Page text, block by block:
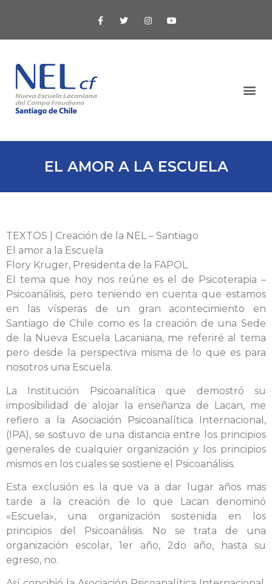
EL AMOR A LA ESCUELA
TEXTOS | Creación de la NEL – Santiago
El amor a la Escuela
Flory Kruger, Presidenta de la FAPOL
El tema que hoy nos reúne es el de Psicoterapia –
Psicoanálisis, pero teniendo en cuenta que estamos
en las vísperas de un gran acontecimiento en
Santiago de Chile como es la creación de una Sede
de la Nueva Escuela Lacaniana, me referiré al tema
pero desde la perspectiva misma de lo que es para
nosotros una Escuela.
La Institución Psicoanalítica que demostró su
imposibilidad de alojar la enseñanza de Lacan, me
refiero a la Asociación Psicoanalítica Internacional,
(IPA), se sostuvo de una distancia entre los principios
generales de cualquier organización y los principios
mismos en los cuales se sostiene el Psicoanálisis.
Esta exclusión es la que va a dar lugar años mas
tarde a la creación de lo que Lacan denominó
«Escuela», una organización sostenida en los
principios del Psicoanálisis. No se trata de una
organización escolar, 1er año, 2do año, hasta su
egreso, no.